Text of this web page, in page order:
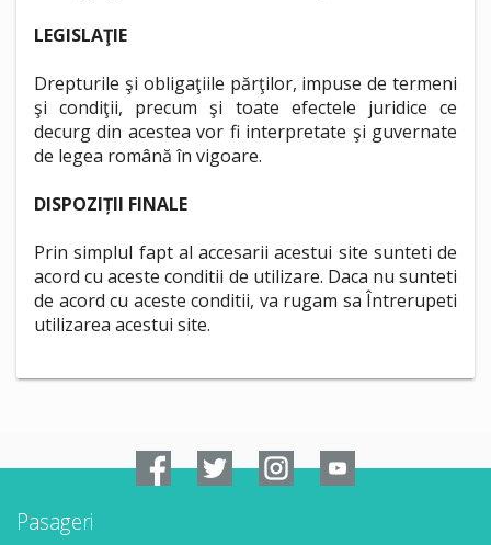
LEGISLAŢIE
Drepturile şi obligaţiile părţilor, impuse de termeni
şi condiţii, precum şi toate efectele juridice ce
decurg din acestea vor fi interpretate şi guvernate
de legea română în vigoare.
DISPOZIȚII FINALE
Prin simplul fapt al accesarii acestui site sunteti de
acord cu aceste conditii de utilizare. Daca nu sunteti
de acord cu aceste conditii, va rugam sa Întrerupeti
utilizarea acestui site.
Pasageri